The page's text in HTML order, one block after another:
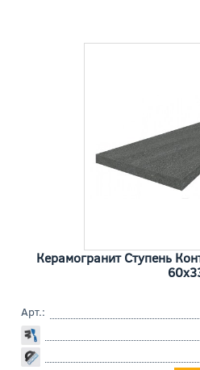
Керамогранит Ступень
Арт.: